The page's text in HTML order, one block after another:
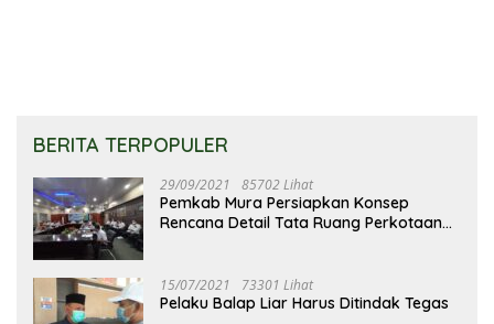
BERITA TERPOPULER
29/09/2021 85702 Lihat
Pemkab Mura Persiapkan Konsep
Rencana Detail Tata Ruang Perkotaan
15/07/2021 73301 Lihat
Pelaku Balap Liar Harus Ditindak Tegas